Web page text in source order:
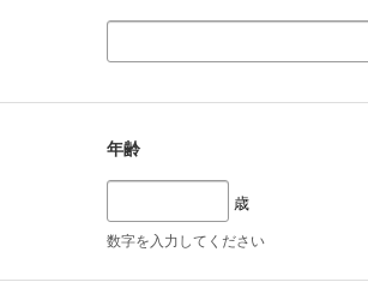
年齢
歳
数字を入力してください